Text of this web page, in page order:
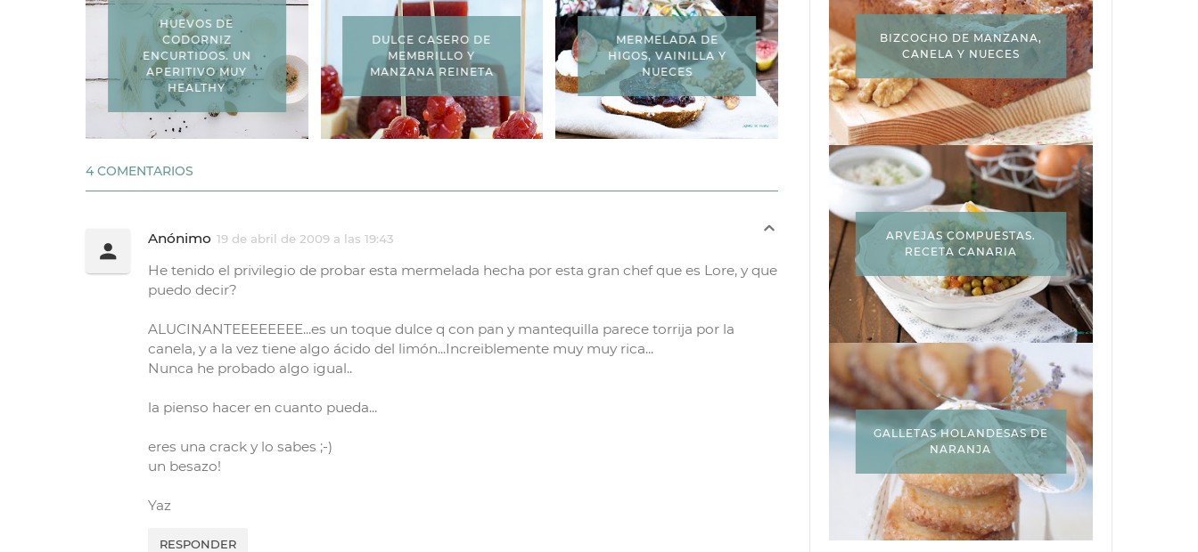
HUEVOS DE
CODORNIZ
ENCURTIDOS. UN
APERITIVO MUY
HEALTHY
DULCE CASERO DE
MEMBRILLO Y
MANZANA REINETA
MERMELADA DE
HIGOS, VAINILLA Y
NUECES
4 COMENTARIOS
Anónimo 19 de abril de 2009 a las 19:43
He tenido el privilegio de probar esta mermelada hecha por esta gran chef que es Lore, y que
puedo decir?
ALUCINANTEEEEEEEE...es un toque dulce q con pan y mantequilla parece torrija por la
canela, y a la vez tiene algo ácido del limón...Increiblemente muy muy rica...
Nunca he probado algo igual..
la pienso hacer en cuanto pueda...
eres una crack y lo sabes ;-)
un besazo!
Yaz
RESPONDER
BIZCOCHO DE MANZANA,
CANELA Y NUECES
ARVEJAS COMPUESTAS.
RECETA CANARIA
GALLETAS HOLANDESAS DE
NARANJA